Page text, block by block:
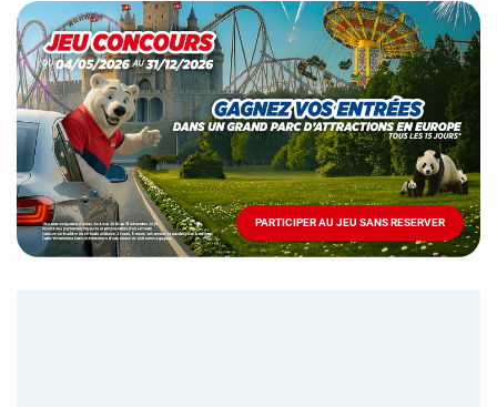
Opération
spéciale
Mai
-
Décembre
2026
Locations
PARTICIPER AU JEU SANS RESERVER
PARTICIPER
AU
JEU